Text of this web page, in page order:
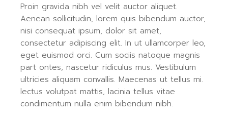
Proin gravida nibh vel velit auctor aliquet.
Aenean sollicitudin, lorem quis bibendum auctor,
nisi consequat ipsum, dolor sit amet,
consectetur adipiscing elit. In ut ullamcorper leo,
eget euismod orci. Cum sociis natoque magnis
part ontes, nascetur ridiculus mus. Vestibulum
ultricies aliquam convallis. Maecenas ut tellus mi.
lectus volutpat mattis, lacinia tellus vitae
condimentum nulla enim bibendum nibh.